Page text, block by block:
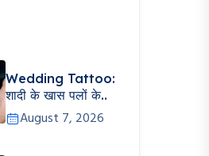
Wedding Tattoo:
शादी के खास पलों के..
August 7, 2026